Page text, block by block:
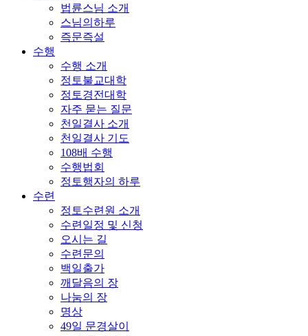
법륜스님 소개
스님의하루
즉문즉설
수행
수행 소개
정토불교대학
정토경전대학
자주 묻는 질문
천일결사 소개
천일결사 기도
108배 수행
수행법회
정토행자의 하루
수련
정토수련원 소개
수련일정 및 신청
오시는 길
수련문의
백일출가
깨달음의 장
나눔의 장
명상
49일 문경살이